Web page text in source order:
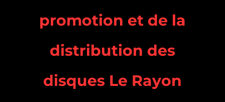
promotion et de la
distribution des
disques Le Rayon